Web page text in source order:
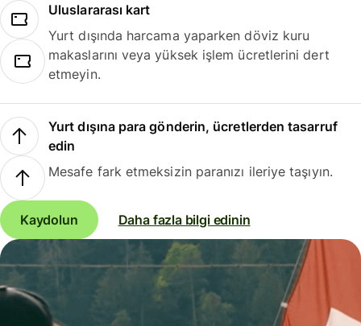
Uluslararası kart
Yurt dışında harcama yaparken döviz kuru
makaslarını veya yüksek işlem ücretlerini dert
etmeyin.
Yurt dışına para gönderin, ücretlerden tasarruf
edin
Mesafe fark etmeksizin paranızı ileriye taşıyın.
Kaydolun Daha fazla bilgi edinin